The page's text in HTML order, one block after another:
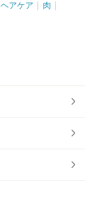
ヘアケア 肉